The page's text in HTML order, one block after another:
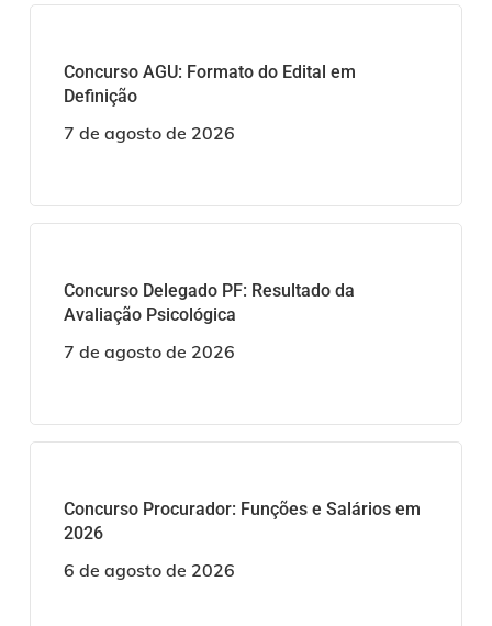
Concurso AGU: Formato do Edital em
Definição
7 de agosto de 2026
Concurso Delegado PF: Resultado da
Avaliação Psicológica
7 de agosto de 2026
Concurso Procurador: Funções e Salários em
2026
6 de agosto de 2026